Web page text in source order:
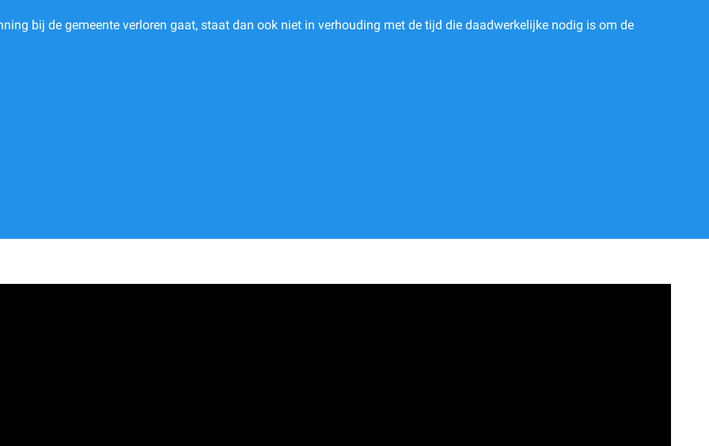
bij de gemeente verloren gaat, staat dan ook niet in verhouding met de tijd die daadwerkelijke nodig is om de